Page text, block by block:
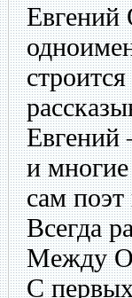
Евгений
Евгений
и
сам
Всегда
Между
С